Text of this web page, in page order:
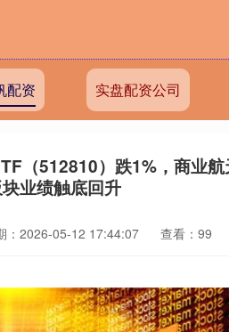
配资 实盘配资公司
（512810）跌1%，商业
业绩触底回升
：2026-05-12 17:44:07 查看：99